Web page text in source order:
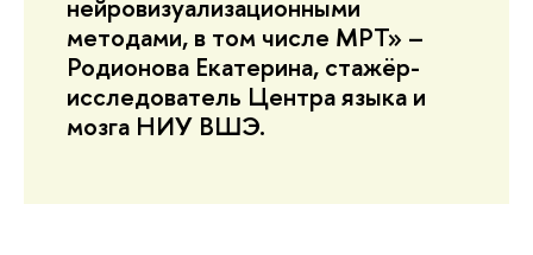
нейровизуализационными
методами, в том числе МРТ» –
Родионова Екатерина, стажёр-
исследователь Центра языка и
мозга НИУ ВШЭ.